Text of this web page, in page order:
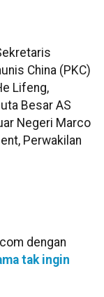
China (PKC)
Lifeng,
Besar AS
Negeri Marco
Perwakilan
dengan
tak ingin